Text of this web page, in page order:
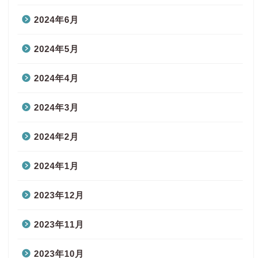
2024年6月
2024年5月
2024年4月
2024年3月
2024年2月
2024年1月
2023年12月
2023年11月
2023年10月